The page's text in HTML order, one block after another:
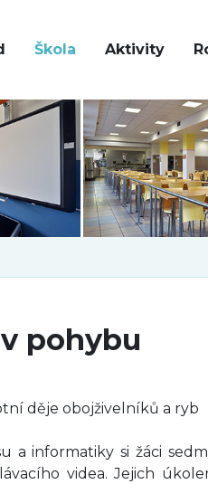
Škola Aktivity
pohybu
děje obojživelníků a ryb
a informatiky si žáci
videa. Jejich